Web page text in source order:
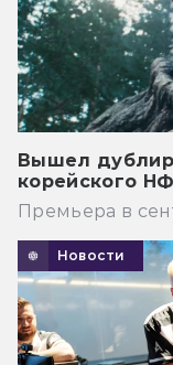
Вышел
корейского
Премьера в
Новости